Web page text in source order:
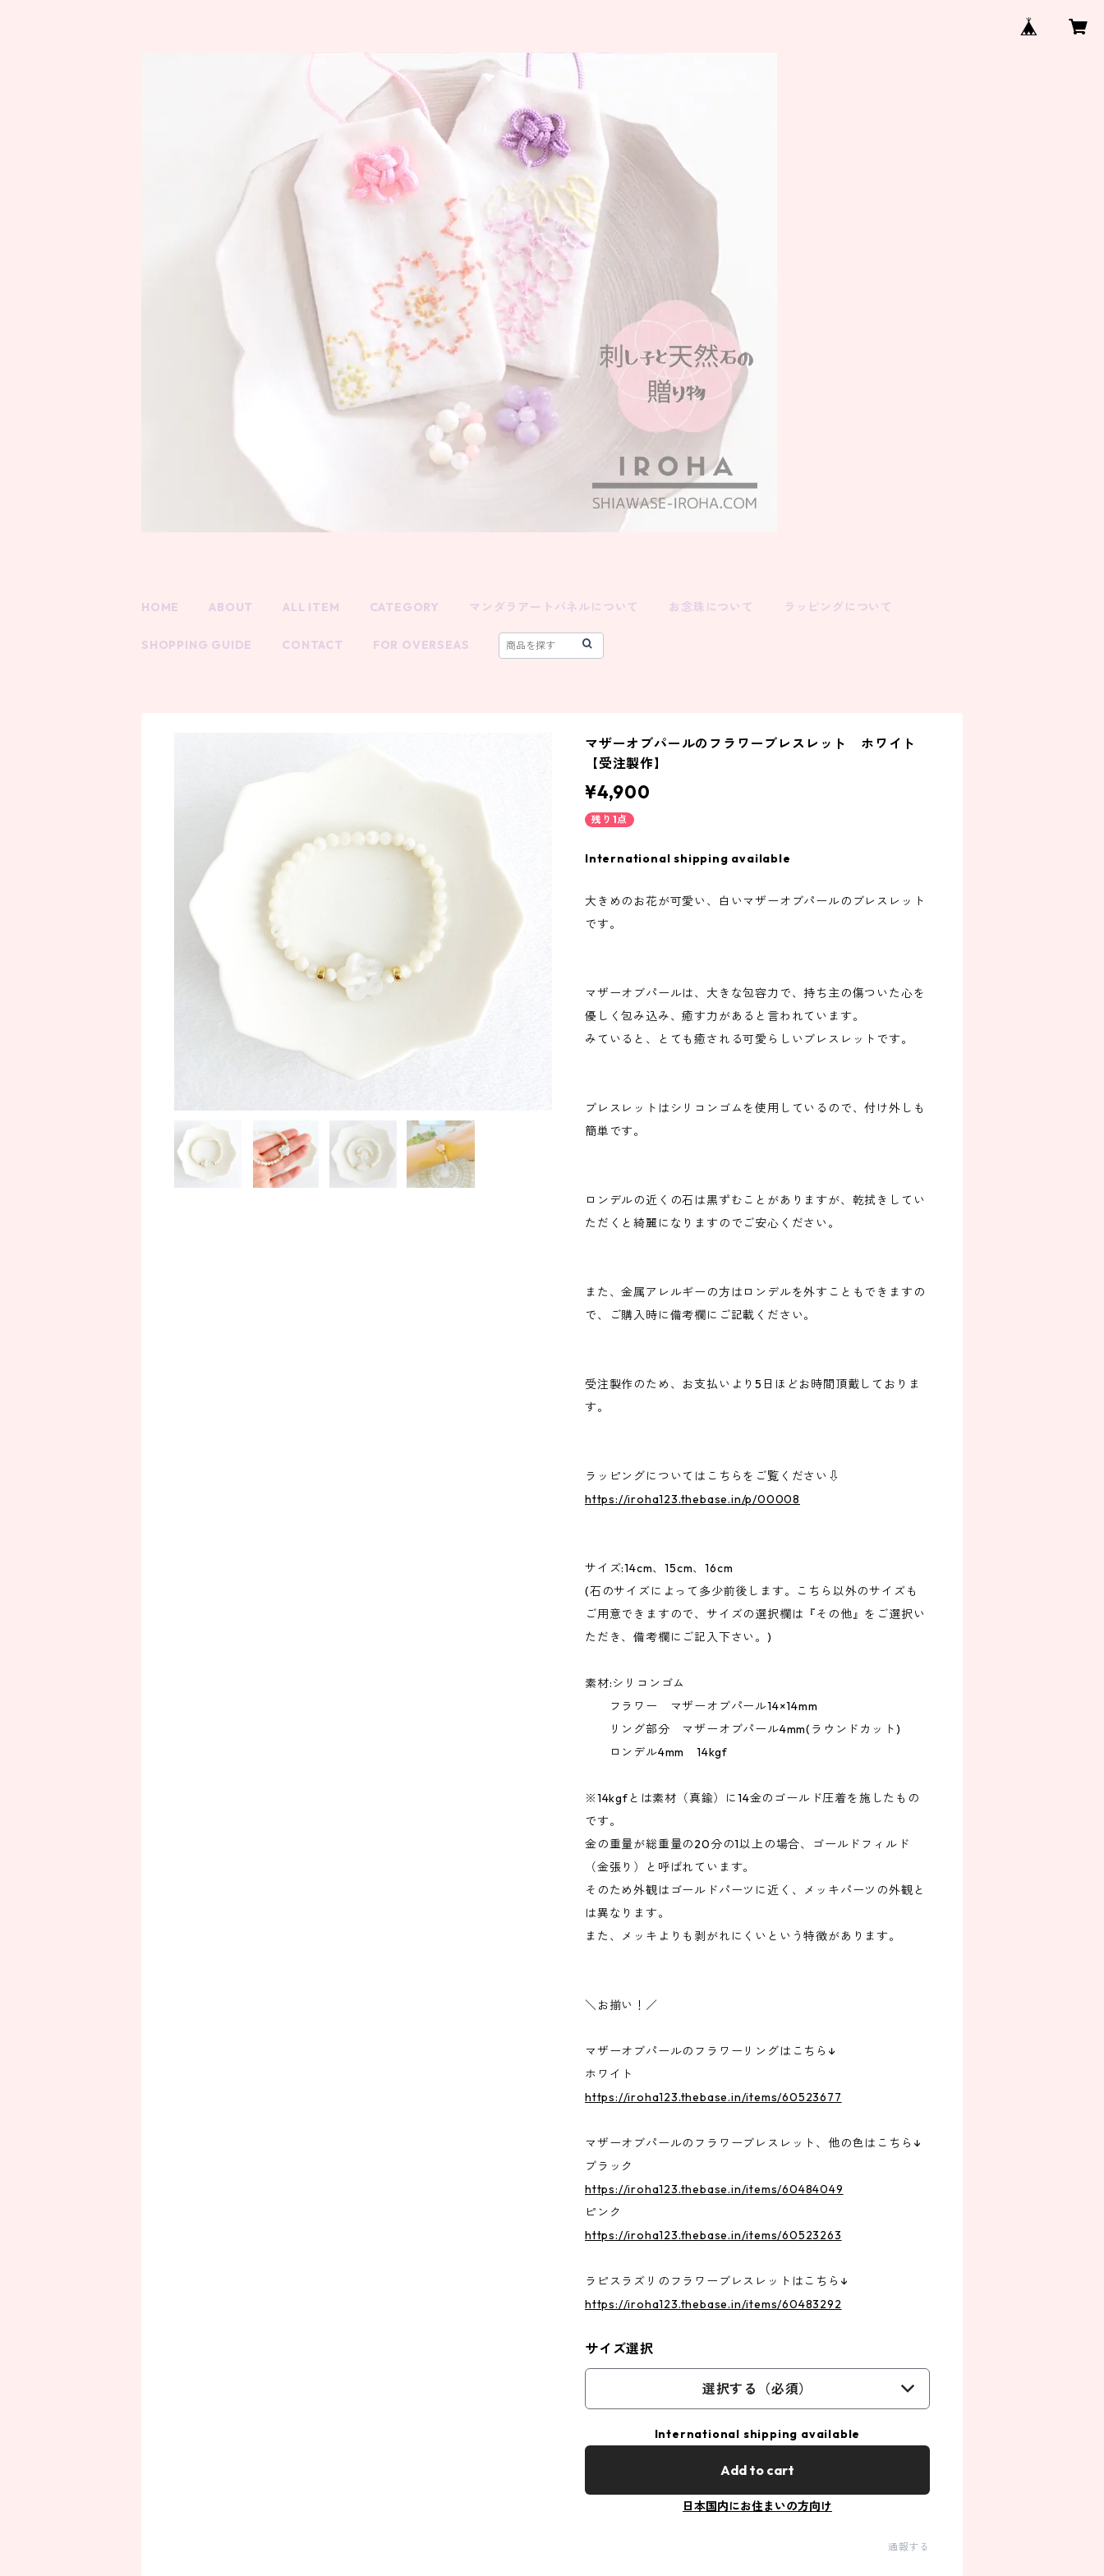
HOME ABOUT ALL ITEM CATEGORY マンダラアートパネルについて お念珠について ラッピングについて
SHOPPING GUIDE CONTACT FOR OVERSEAS
マザーオブパールのフラワーブレスレット ホワイト
【受注製作】
¥4,900
残り1点
International shipping available
大きめのお花が可愛い、白いマザーオブパールのブレスレット
です。
マザーオブパールは、大きな包容力で、持ち主の傷ついた心を
優しく包み込み、癒す力があると言われています。
みていると、とても癒される可愛らしいブレスレットです。
ブレスレットはシリコンゴムを使用しているので、付け外しも
簡単です。
ロンデルの近くの石は黒ずむことがありますが、乾拭きしてい
ただくと綺麗になりますのでご安心ください。
また、金属アレルギーの方はロンデルを外すこともできますの
で、ご購入時に備考欄にご記載ください。
受注製作のため、お支払いより5日ほどお時間頂戴しておりま
す。
ラッピングについてはこちらをご覧ください⇩
https://iroha123.thebase.in/p/00008
サイズ:14cm、15cm、16cm
(石のサイズによって多少前後します。こちら以外のサイズも
ご用意できますので、サイズの選択欄は『その他』をご選択い
ただき、備考欄にご記入下さい。)
素材:シリコンゴム
フラワー マザーオブパール14×14mm
リング部分 マザーオブパール4mm(ラウンドカット)
ロンデル4mm 14kgf
※14kgfとは素材（真鍮）に14金のゴールド圧着を施したもの
です。
金の重量が総重量の20分の1以上の場合、ゴールドフィルド
（金張り）と呼ばれています。
そのため外観はゴールドパーツに近く、メッキパーツの外観と
は異なります。
また、メッキよりも剥がれにくいという特徴があります。
＼お揃い！／
マザーオブパールのフラワーリングはこちら↓
ホワイト
https://iroha123.thebase.in/items/60523677
マザーオブパールのフラワーブレスレット、他の色はこちら↓
ブラック
https://iroha123.thebase.in/items/60484049
ピンク
https://iroha123.thebase.in/items/60523263
ラピスラズリのフラワーブレスレットはこちら↓
https://iroha123.thebase.in/items/60483292
サイズ選択
選択する（必須）
International shipping available
Add to cart
日本国内にお住まいの方向け
通報する